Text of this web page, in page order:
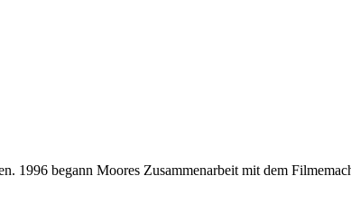
1996 begann Moores Zusammenarbeit mit dem